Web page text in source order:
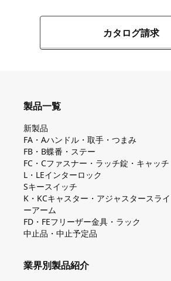
カタログ請求
製品一覧
新製品
FA・Aハンドル・取手・つまみ
FB・B蝶番・ステー
FC・Cファスナー・ラッチ錠・キャッ
L・LEインターロック
Sキースイッチ
K・KCキャスター・アジャスタースラ
ーアーム
FD・FEフリーザー金具・ラック
中止品・中止予定品
業界別製品紹介